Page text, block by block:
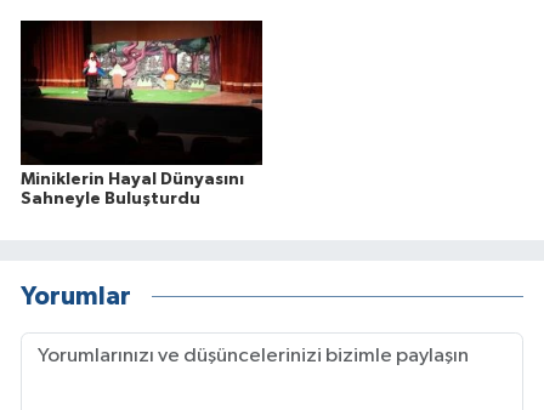
Miniklerin Hayal Dünyasını
Sahneyle Buluşturdu
Yorumlar